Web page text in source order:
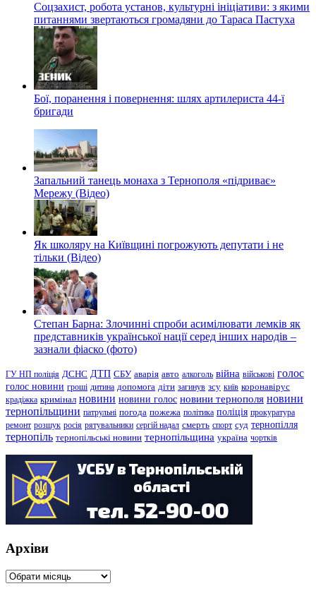
Соцзахист, робота установ, культурні ініціативи: з якими
питаннями звертаються громадяни до Тараса Пастуха
Бої, поранення і повернення: шлях артилериста 44-ї
бригади
Запальний танець монаха з Тернополя «підриває»
Мережу (Відео)
Як школяру на Київщині погрожують депутати і не
тільки (Відео)
Степан Барна: Злочинні спроби асимілювати лемків як
представників української нації серед інших народів –
зазнали фіаско (фото)
ГУ НП поліція ДСНС ДТП СБУ аварія авто алкоголь війна військові голос
голос новини гроші дитина допомога діти загинув зсу київ коронавірус
крадіжка кримінал новини новини голос новини тернополя новини
тернопільщини патрульні погода пожежа політика поліція прокуратура
ремонт розшук росія рятувальники сергій надал смерть спорт суд тернопілля
тернопіль тернопільські новини тернопільщина україна чортків
Архіви
Архіви